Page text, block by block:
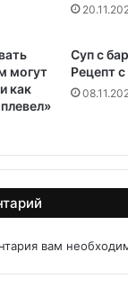
могут
как
Суп с
Рецепт
вам